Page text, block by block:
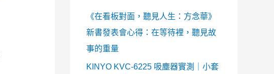
《在看板對面，聽見人生：方念華》
新書發表會心得：在等待裡，聽見故
事的重量
KINYO KVC-6225 吸塵器實測｜小套